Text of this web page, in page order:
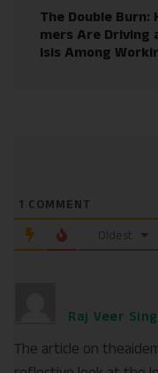
The Double Burn:
mers Are Driving
isis Among
1 COMMENT
Oldest
Raj Veer
The article on